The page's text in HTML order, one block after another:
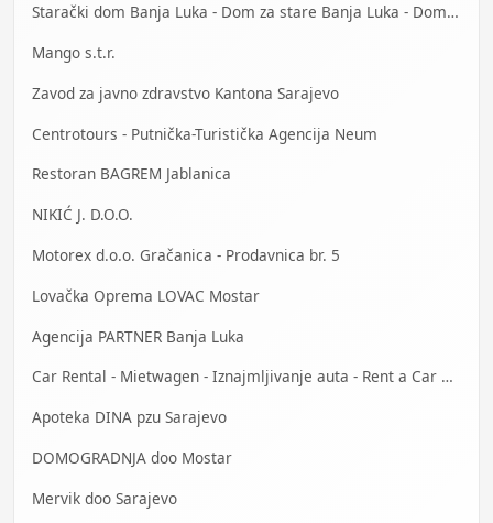
Starački dom Banja Luka - Dom za stare Banja Luka - Dom za stara lica Banjaluka
Mango s.t.r.
Zavod za javno zdravstvo Kantona Sarajevo
Centrotours - Putnička-Turistička Agencija Neum
Restoran BAGREM Jablanica
NIKIĆ J. D.O.O.
Motorex d.o.o. Gračanica - Prodavnica br. 5
Lovačka Oprema LOVAC Mostar
Agencija PARTNER Banja Luka
Car Rental - Mietwagen - Iznajmljivanje auta - Rent a Car Bihać
Apoteka DINA pzu Sarajevo
DOMOGRADNJA doo Mostar
Mervik doo Sarajevo